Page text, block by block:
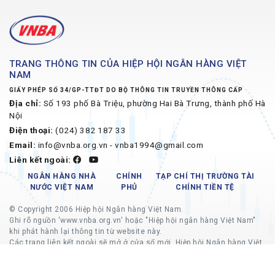
TRANG THÔNG TIN CỦA HIỆP HỘI NGÂN HÀNG VIỆT
NAM
GIẤY PHÉP SỐ 34/GP-TTĐT DO BỘ THÔNG TIN TRUYỀN THÔNG CẤP
Địa chỉ: Số 193 phố Bà Triệu, phường Hai Bà Trưng, thành phố Hà
Nội
Điện thoại: (024) 382 187 33
Email: info@vnba.org.vn - vnba1994@gmail.com
Liên kết ngoài:
NGÂN HÀNG NHÀ
NƯỚC VIỆT NAM
CHÍNH
PHỦ
TẠP CHÍ THỊ TRƯỜNG TÀI
CHÍNH TIỀN TỆ
© Copyright 2006 Hiệp hội Ngân hàng Việt Nam.
Ghi rõ nguồn 'www.vnba.org.vn' hoặc "Hiệp hội ngân hàng Việt Nam"
khi phát hành lại thông tin từ website này.
Các trang liên kết ngoài sẽ mở ở cửa sổ mới, Hiệp hội Ngân hàng Việt